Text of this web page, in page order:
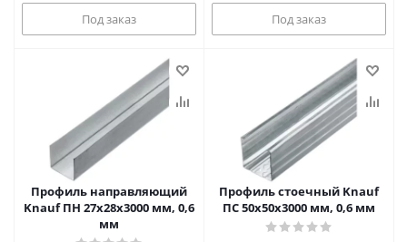
Под заказ Под заказ
Профиль направляющий
Knauf ПН 27х28х3000 мм, 0,6
мм
Профиль стоечный Knauf
ПС 50х50х3000 мм, 0,6 мм